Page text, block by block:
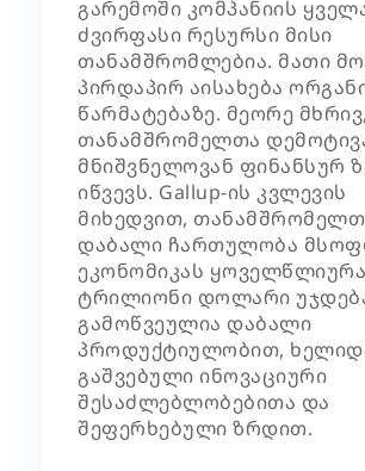
გარემოში კომპანიის
ძვირფასი რესურსი მისი
თანამშრომლებია. მათი
პირდაპირ აისახება
წარმატებაზე. მეორე მხრივ,
თანამშრომელთა
მნიშვნელოვან ფინანსურ
იწვევს. Gallup-ის კვლევის
მიხედვით,
დაბალი ჩართულობა
ეკონომიკას
ტრილიონი დოლარი
გამოწვეულია დაბალი
პროდუქტიულობით,
გაშვებული ინოვაციური
შესაძლებლობებითა და
შეფერხებული ზრდით.